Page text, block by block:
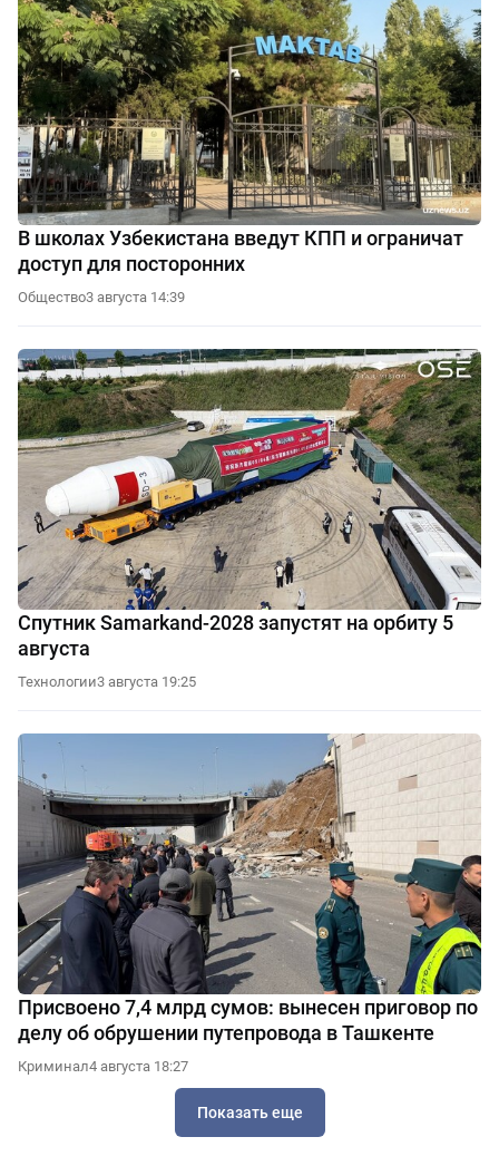
В школах Узбекистана введут КПП и ограничат
доступ для посторонних
Общество3 августа 14:39
Спутник Samarkand-2028 запустят на орбиту 5
августа
Технологии3 августа 19:25
Присвоено 7,4 млрд сумов: вынесен приговор по
делу об обрушении путепровода в Ташкенте
Криминал4 августа 18:27
Показать еще